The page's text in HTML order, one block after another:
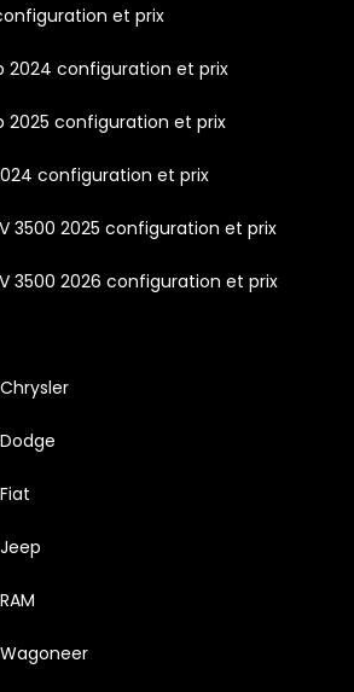
et prix
2024 configuration et prix
2025 configuration et prix
configuration et prix
3500 2025 configuration et prix
3500 2026 configuration et prix